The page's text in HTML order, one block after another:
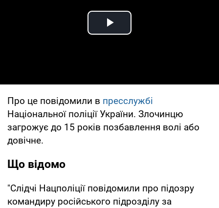
Play Video
Про це повідомили в пресслужбі
Національної поліції України. Злочинцю
загрожує до 15 років позбавлення волі або
довічне.
Що відомо
"Слідчі Нацполіції повідомили про підозру
командиру російського підрозділу за